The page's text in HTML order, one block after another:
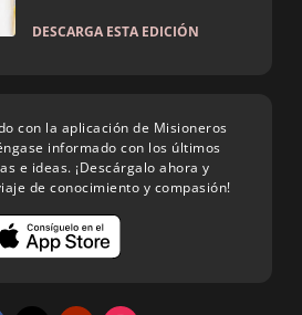
DESCARGA ESTA EDICIÓN
con la aplicación de Misioneros
informado con los últimos
e ideas. ¡Descárgalo ahora y
de conocimiento y compasión!